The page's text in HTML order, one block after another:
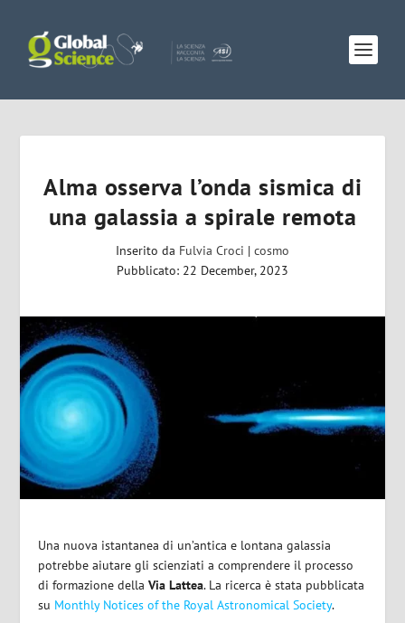
Alma osserva l’onda sismica di
una galassia a spirale remota
Inserito da Fulvia Croci | cosmo
Pubblicato: 22 December, 2023
Una nuova istantanea di un’antica e lontana galassia
potrebbe aiutare gli scienziati a comprendere il processo
di formazione dellaVia Lattea. La ricerca è stata pubblicata
su Monthly Notices of the Royal Astronomical Society.